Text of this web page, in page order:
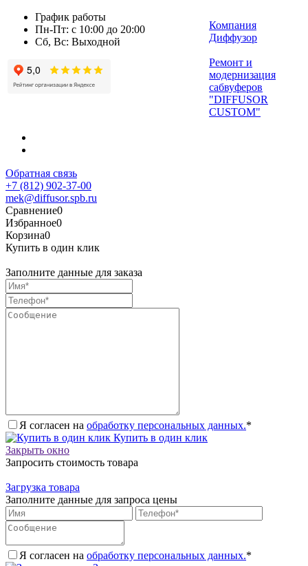
График работы
Пн-Пт: с 10:00 до 20:00
Сб, Вс: Выходной
Компания
Диффузор
Ремонт и
модернизация
сабвуферов
"DIFFUSOR
CUSTOM"
Обратная связь
+7 (812) 902-37-00
mek@diffusor.spb.ru
Сравнение0
Избранное0
Корзина0
Купить в один клик
Заполните данные для заказа
Я согласен на обработку персональных данных.*
Купить в один клик
Закрыть окно
Запросить стоимость товара
Загрузка товара
Заполните данные для запроса цены
Я согласен на обработку персональных данных.*